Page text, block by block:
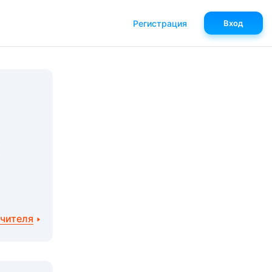
Регистрация Вход